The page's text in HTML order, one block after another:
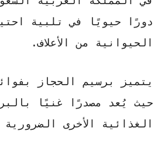
دورًا حيويًا في تلبية
الحيوانية من الأعلاف.
يتميز برسيم الحجاز
حيث يُعد مصدرًا غنيًا
الغذائية الأخرى